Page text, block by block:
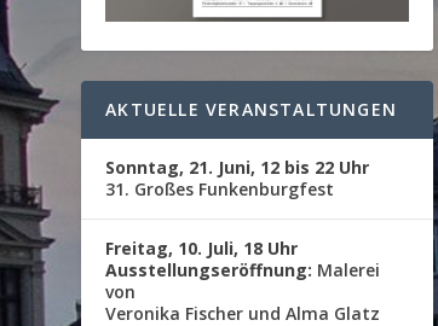
AKTUELLE VERANSTALTUNGEN
Sonntag, 21. Juni, 12 bis 22 Uhr
31. Großes Funkenburgfest
Freitag, 10. Juli, 18 Uhr
Ausstellungseröffnung: Malerei
von
Veronika Fischer und Alma Glatz